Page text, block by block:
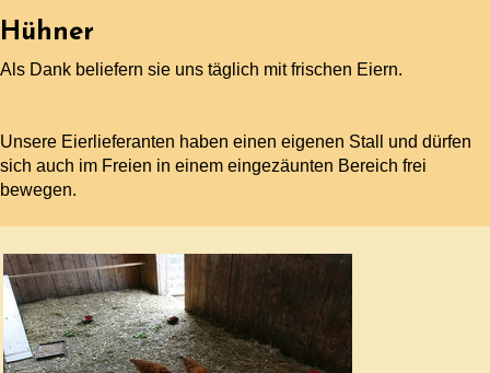
Hühner
Als Dank beliefern sie uns täglich mit frischen Eiern.
Unsere Eierlieferanten haben einen eigenen Stall und dürfen
sich auch im Freien in einem eingezäunten Bereich frei
bewegen.